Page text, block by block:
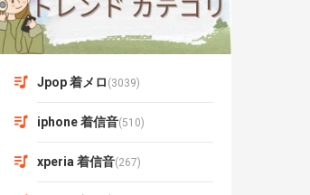
Jpop 着メロ (3039)
iphone 着信音(510)
xperia 着信音(267)